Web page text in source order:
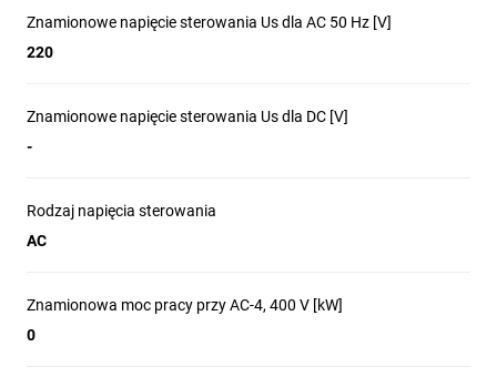
Znamionowe napięcie sterowania Us dla AC 50 Hz [V]
220
Znamionowe napięcie sterowania Us dla DC [V]
-
Rodzaj napięcia sterowania
AC
Znamionowa moc pracy przy AC-4, 400 V [kW]
0